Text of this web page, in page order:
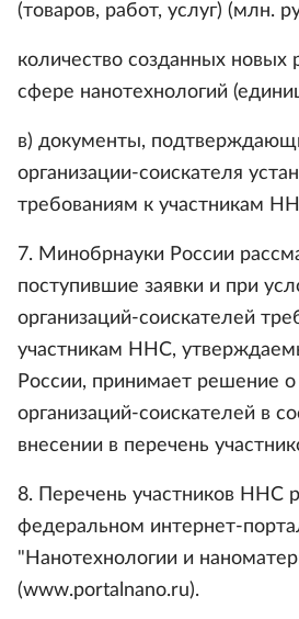
(товаров, работ, услуг) (млн.
количество созданных новых
сфере нанотехнологий
в) документы,
организации-соискателя
требованиям к участникам
7. Минобрнауки России
поступившие заявки и при
организаций-соискателей
участникам ННС,
России, принимает решение
организаций-соискателей в
внесении в перечень
8. Перечень участников ННС
федеральном интернет-
"Нанотехнологии и
(www.portalnano.ru).